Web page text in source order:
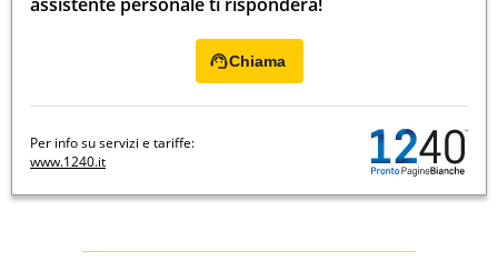
Chiama
Per info su servizi e tariffe:
www.1240.it